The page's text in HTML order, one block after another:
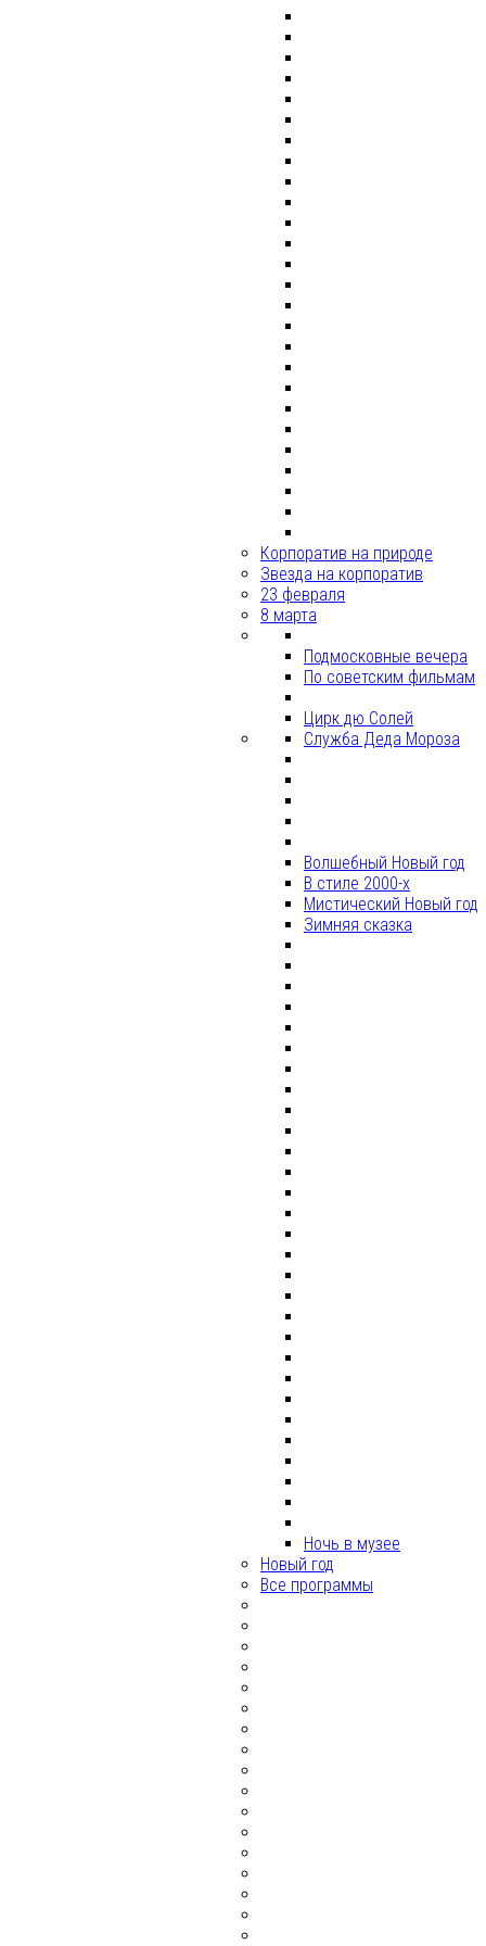
Корпоратив на природе
Звезда на корпоратив
23 февраля
8 марта
Подмосковные вечера
По советским фильмам
Цирк дю Солей
Служба Деда Мороза
Волшебный Новый год
В стиле 2000-х
Мистический Новый год
Зимняя сказка
Ночь в музее
Новый год
Все программы